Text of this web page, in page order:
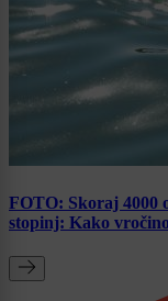
FOTO: Skoraj 4000
stopinj: Kako